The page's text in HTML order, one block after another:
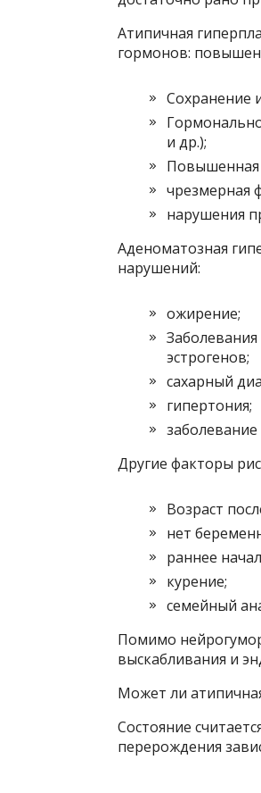
Атипичная
гормонов:
Сохранение
и др.);
Повышенная
чрезмерная
нарушения
Аденоматозная
нарушений:
ожирение;
эстрогенов;
сахарный
гипертония;
Другие факторы
Возраст
нет
раннее
курение;
семейный
Помимо
выскабливания и
Может ли
Состояние
перерождения